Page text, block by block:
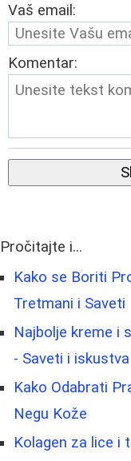
Vaš email:
Komentar:
Pročitajte i...
Kako se Boriti
Tretmani i Saveti
Najbolje kreme i
- Saveti i iskustva
Kako Odabrati
Negu Kože
Kolagen za lice i